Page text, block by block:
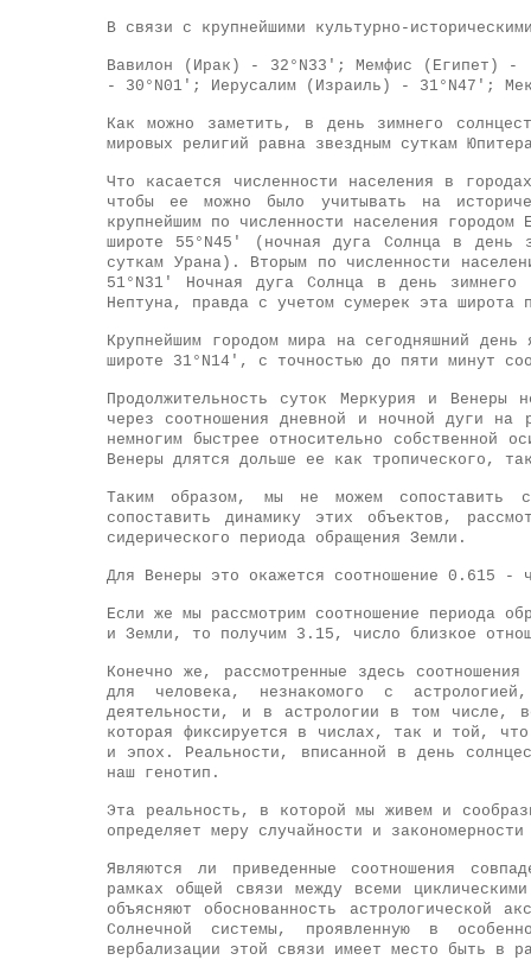
В связи с крупнейшими культурно-
Вавилон (Ирак) - 32°N33'; Мемфис (Египет)
- 30°N01'; Иерусалим (Израиль) - 31°N47';
Как можно заметить, в день зимнего
мировых религий равна звездным суткам
Что касается численности населения в
чтобы ее можно было учитывать на
крупнейшим по численности населения
широте 55°N45' (ночная дуга Солнца в день
суткам Урана). Вторым по численности
51°N31' Ночная дуга Солнца в день зимнего
Нептуна, правда с учетом сумерек эта широта
Крупнейшим городом мира на сегодняшний
широте 31°N14', с точностью до пяти минут
Продолжительность суток Меркурия и Венеры
через соотношения дневной и ночной дуги на
немногим быстрее относительно собственной
Венеры длятся дольше ее как тропического,
Таким образом, мы не можем сопоставить
сопоставить динамику этих объектов,
сидерического периода обращения Земли.
Для Венеры это окажется соотношение 0.615
Если же мы рассмотрим соотношение периода
и Земли, то получим 3.15, число близкое
Конечно же, рассмотренные здесь
для человека, незнакомого с
деятельности, и в астрологии в том числе,
которая фиксируется в числах, так и той,
и эпох. Реальности, вписанной в день
наш генотип.
Эта реальность, в которой мы живем и
определяет меру случайности и
Являются ли приведенные соотношения
рамках общей связи между всеми
объясняют обоснованность астрологической
Солнечной системы, проявленную в
вербализации этой связи имеет место быть в